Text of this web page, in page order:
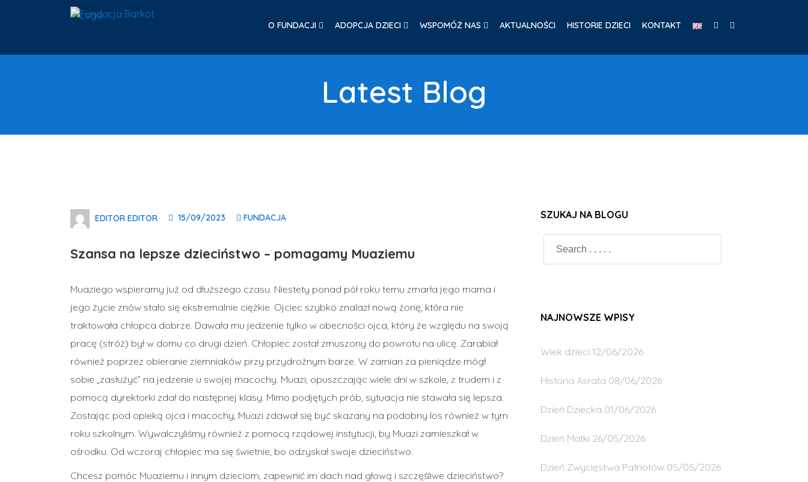
O FUNDACJI ADOPCJA DZIECI WSPOMÓŻ NAS AKTUALNOŚCI HISTORIE DZIECI KONTAKT
Latest Blog
EDITOR EDITOR 15/09/2023 FUNDACJA
Szansa na lepsze dzieciństwo – pomagamy Muaziemu
Muaziego wspieramy już od dłuższego czasu. Niestety ponad pół roku temu zmarła jego mama i
jego życie znów stało się ekstremalnie ciężkie. Ojciec szybko znalazł nową żonę, która nie
traktowała chłopca dobrze. Dawała mu jedzenie tylko w obecności ojca, który że względu na swoją
pracę (stróż) był w domu co drugi dzień. Chłopiec został zmuszony do powrotu na ulicę. Zarabiał
również poprzez obieranie ziemniaków przy przydrożnym barze. W zamian za pieniądze mógł
sobie „zasłużyć” na jedzenie u swojej macochy. Muazi, opuszczając wiele dni w szkole, z trudem i z
pomocą dyrektorki zdał do następnej klasy. Mimo podjętych prób, sytuacja nie stawała się lepsza.
Zostając pod opieką ojca i macochy, Muazi zdawał się być skazany na podobny los również w tym
roku szkolnym. Wywalczyliśmy również z pomocą rządowej instytucji, by Muazi zamieszkał w
ośrodku. Od wczoraj chłopiec ma się świetnie, bo odzyskał swoje dzieciństwo.
Chcesz pomóc Muaziemu i innym dzieciom, zapewnić im dach nad głową i szczęśliwe dzieciństwo?
SZUKAJ NA BLOGU
NAJNOWSZE WPISY
Wiek dzieci 12/06/2026
Historia Asrata 08/06/2026
Dzień Dziecka 01/06/2026
Dzień Matki 26/05/2026
Dzień Zwycięstwa Patriotów 05/05/2026